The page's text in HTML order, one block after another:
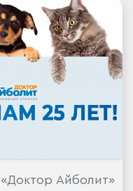
Айболит»